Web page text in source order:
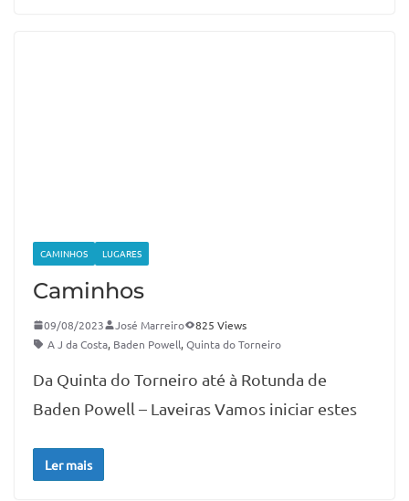
CAMINHOS LUGARES
Caminhos
09/08/2023 José Marreiro
825 Views
A J da Costa, Baden Powell, Quinta do Torneiro
Da Quinta do Torneiro até à Rotunda de
Baden Powell – Laveiras Vamos iniciar estes
Ler mais